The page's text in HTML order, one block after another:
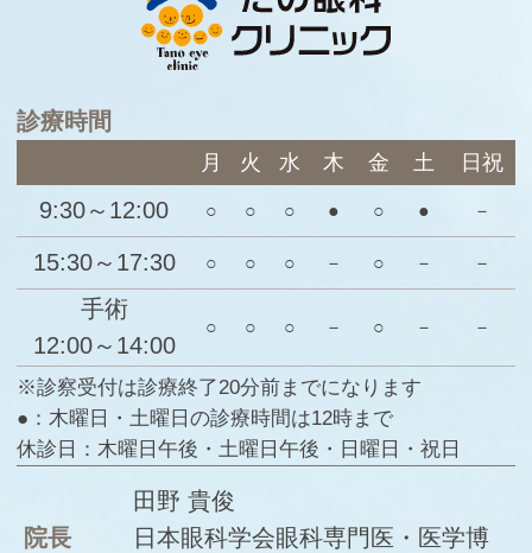
診療時間
※診察受付は診療終了20分前までになります
●：木曜日・土曜日の診療時間は12時まで
休診日：木曜日午後・土曜日午後・日曜日・祝日
月 火 水 木 金 土 日祝
9:30～12:00 ○ ○ ○ ● ○ ● －
15:30～17:30 ○ ○ ○ － ○ － －
手術
12:00～14:00
○ ○ ○ － ○ － －
院長
田野 貴俊
日本眼科学会眼科専門医・医学博